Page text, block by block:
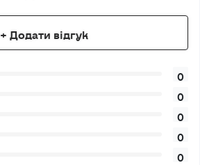
+ Додати відгук
0
0
0
0
0